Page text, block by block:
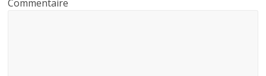
Commentaire